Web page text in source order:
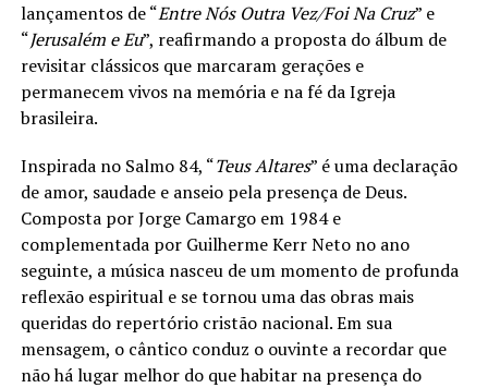
lançamentos de “Entre Nós Outra Vez/Foi Na Cruz” e
“Jerusalém e Eu”, reafirmando a proposta do álbum de
revisitar clássicos que marcaram gerações e
permanecem vivos na memória e na fé da Igreja
brasileira.
Inspirada no Salmo 84, “Teus Altares” é uma declaração
de amor, saudade e anseio pela presença de Deus.
Composta por Jorge Camargo em 1984 e
complementada por Guilherme Kerr Neto no ano
seguinte, a música nasceu de um momento de profunda
reflexão espiritual e se tornou uma das obras mais
queridas do repertório cristão nacional. Em sua
mensagem, o cântico conduz o ouvinte a recordar que
não há lugar melhor do que habitar na presença do